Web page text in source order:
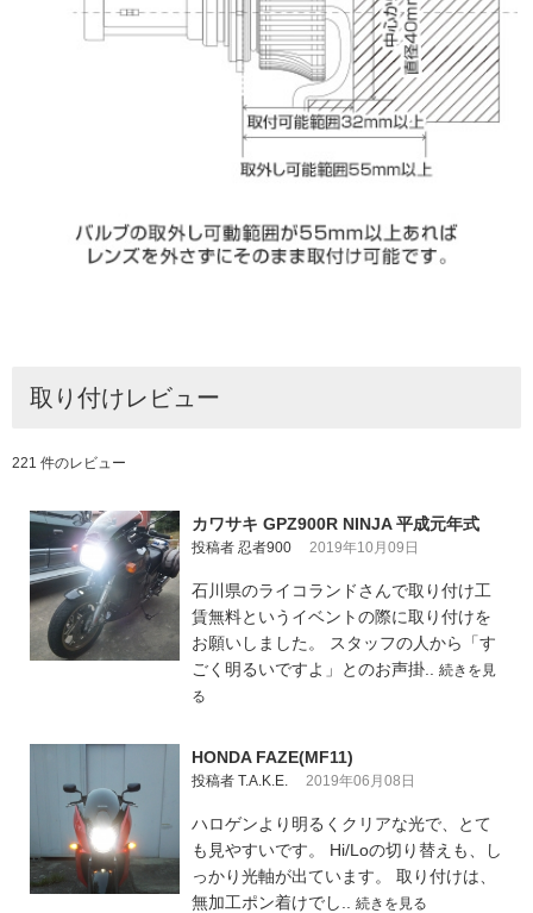
取り付けレビュー
221 件のレビュー
カワサキ GPZ900R NINJA 平成元年式
投稿者 忍者900 2019年10月09日
石川県のライコランドさんで取り付け工
賃無料というイベントの際に取り付けを
お願いしました。 スタッフの人から「す
ごく明るいですよ」とのお声掛.. 続きを見
る
HONDA FAZE(MF11)
投稿者 T.A.K.E. 2019年06月08日
ハロゲンより明るくクリアな光で、とて
も見やすいです。 Hi/Loの切り替えも、し
っかり光軸が出ています。 取り付けは、
無加工ポン着けでし.. 続きを見る